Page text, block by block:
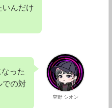
んだけ
空野 シオン
った
での対